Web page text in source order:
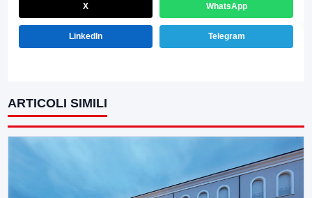
X WhatsApp
LinkedIn Telegram
ARTICOLI SIMILI